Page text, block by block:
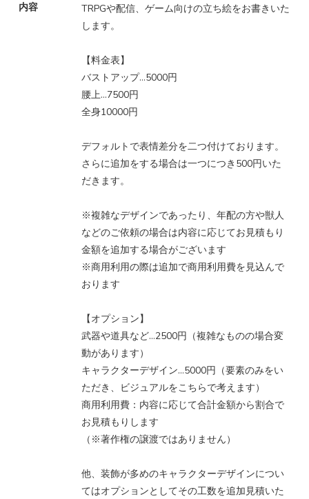
内容
TRPGや配信、ゲーム向けの立ち絵をお書きいた
します。
【料金表】
バストアップ…5000円
腰上…7500円
全身10000円
デフォルトで表情差分を二つ付けております。
さらに追加をする場合は一つにつき500円いた
だきます。
※複雑なデザインであったり、年配の方や獣人
などのご依頼の場合は内容に応じてお見積もり
金額を追加する場合がございます
※商用利用の際は追加で商用利用費を見込んで
おります
【オプション】
武器や道具など…2500円（複雑なものの場合変
動があります）
キャラクターデザイン…5000円（要素のみをい
ただき、ビジュアルをこちらで考えます）
商用利用費：内容に応じて合計金額から割合で
お見積もりします
（※著作権の譲渡ではありません）
他、装飾が多めのキャラクターデザインについ
てはオプションとしてその工数を追加見積いた